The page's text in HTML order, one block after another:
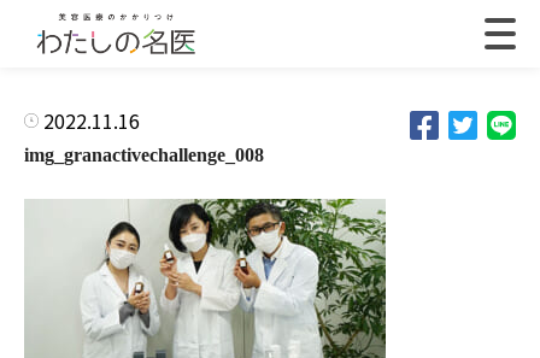
2022.11.16
img_granactivechallenge_008